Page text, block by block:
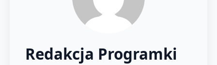
Redakcja Programki